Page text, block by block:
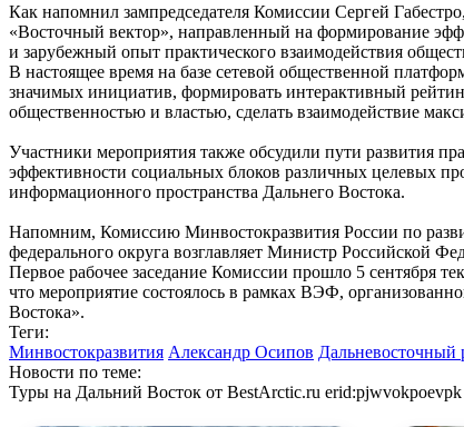
Как напомнил зампредседателя Комиссии Сергей
«Восточный вектор», направленный на формирование
и зарубежный опыт практического взаимодействия
В настоящее время на базе сетевой общественной
значимых инициатив, формировать интерактивный
общественностью и властью, сделать взаимодействие
Участники мероприятия также обсудили пути развития
эффективности социальных блоков различных целевых
информационного пространства Дальнего Востока.
Напомним, Комиссию Минвостокразвития России по
федерального округа возглавляет Министр Российской
Первое рабочее заседание Комиссии прошло 5 сентября
что мероприятие состоялось в рамках ВЭФ,
Востока».
Теги:
Минвостокразвития Александр Осипов Дальневосточный
Новости по теме:
Туры на Дальний Восток от BestArctic.ru erid:pjwvokpoevpk